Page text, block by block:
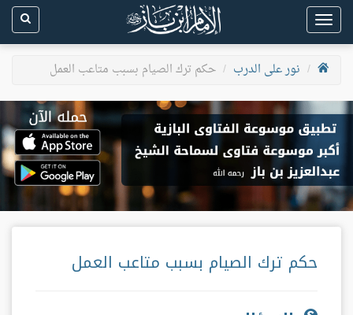
Toggle
navigation
نور على الدرب
حكم ترك الصيام بسبب متاعب العمل
حكم ترك الصيام بسبب متاعب العمل